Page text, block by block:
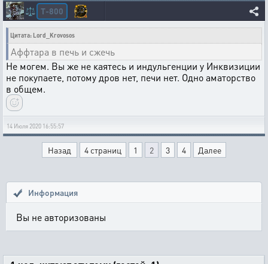
⚖️ T-800
Цитата: Lord_Krovosos
Аффтара в печь и сжечь
Не могем. Вы же не каятесь и индульгенции у Инквизиции
не покупаете, потому дров нет, печи нет. Одно аматорство
в общем.
14 Июля 2020 16:55:57
Назад 4 страниц 1 2 3 4 Далее
Информация
Вы не авторизованы